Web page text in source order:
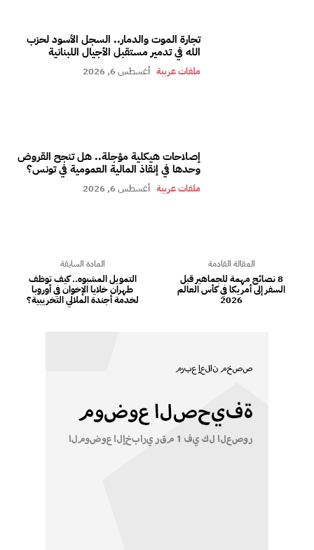
تجارة الموت والدمار.. السجل الأسود لحزب
الله في تدمير مستقبل الأجيال اللبنانية
ملفات عربية أغسطس 6, 2026
إصلاحات هيكلية مؤجلة.. هل تنجح القروض
وحدها في إنقاذ المالية العمومية في تونس؟
ملفات عربية أغسطس 6, 2026
المادة السابقة
التمويل المشبوه.. كيف توظف
طهران خلايا الإخوان في أوروبا
لخدمة أجندة الملالي التخريبية؟
المقالة القادمة
8 نصائح مهمة للجماهير قبل
السفر إلى أمريكا في كأس العالم
2026